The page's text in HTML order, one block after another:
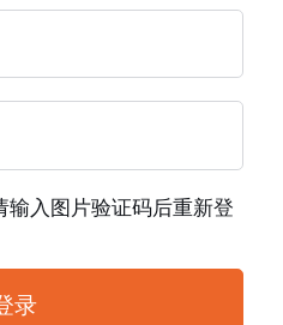
入图片验证码后重新登